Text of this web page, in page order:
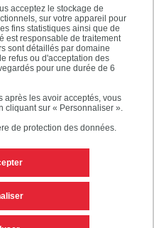
acceptez le stockage de
sur votre appareil pour
fins statistiques ainsi que de
est responsable de traitement
sont détaillés par domaine
refus ou d'acceptation des
pour une durée de 6
après les avoir acceptés, vous
cliquant sur « Personnaliser ».
de protection des données.
Plan du site